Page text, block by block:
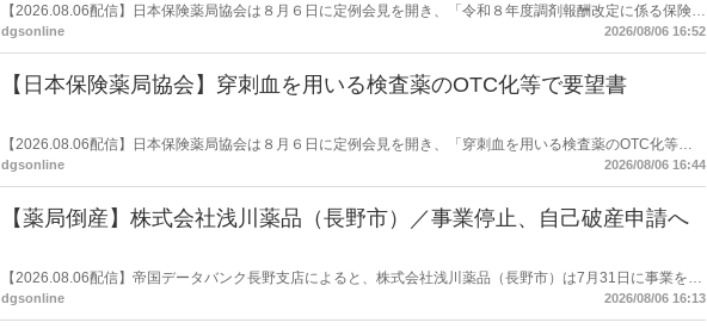
【2026.08.06配信】日本保険薬局協会は８月６日に定例会見を開き、「令和８年度調剤報酬改定に係る保険薬
局への影響」の調査結果を公表した。在宅分野では、在宅薬学総合体制加算2の算定率が22.1％から3.3％へ大
dgsonline 2026/08/06 16:52
【日本保険薬局協会】穿刺血を用いる検査薬のOTC化等で要望書
【2026.08.06配信】日本保険薬局協会は８月６日に定例会見を開き、「穿刺血を用いる検査薬のOTC化等に
関する要望書」を厚生労働省 医薬局長宛に提出したことを説明した。
dgsonline 2026/08/06 16:44
【薬局倒産】株式会社浅川薬品（長野市）／事業停止、自己破産申請へ
【2026.08.06配信】帝国データバンク長野支店によると、株式会社浅川薬品（長野市）は7月31日に事業を停
止し、自己破産申請の準備に入った。
dgsonline 2026/08/06 16:13